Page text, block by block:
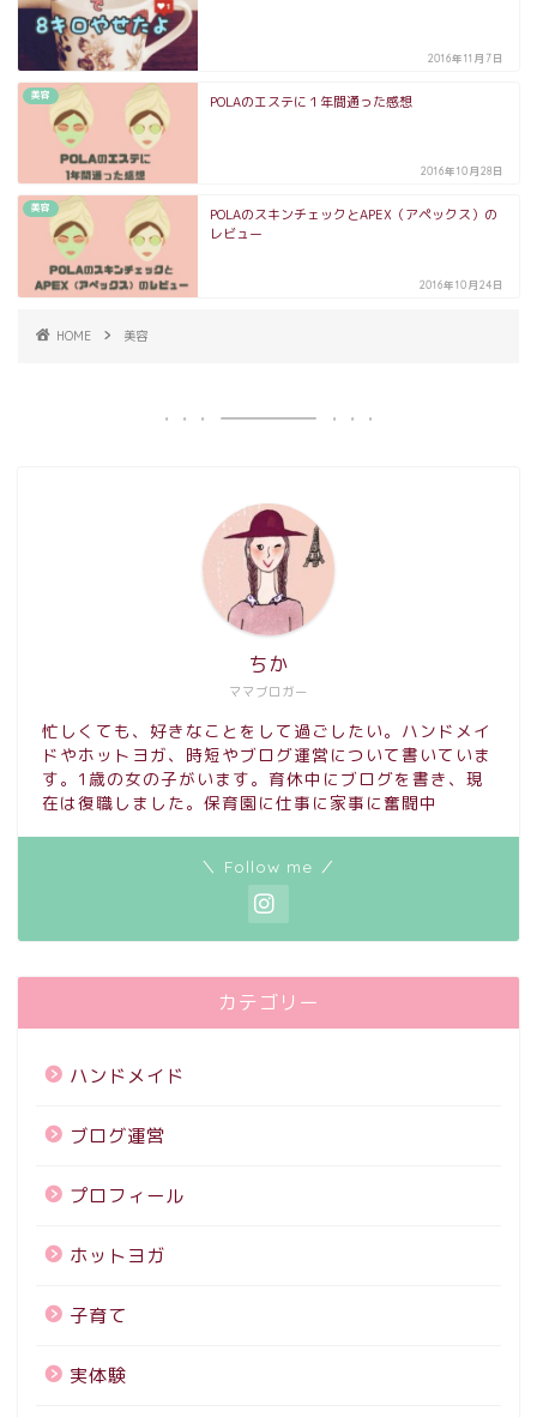
2016年11月7日
美容 POLAのエステに１年間通った感想
2016年10月28日
美容
POLAのスキンチェックとAPEX（アペックス）の
レビュー
2016年10月24日
HOME 美容
ママブロガー
ちか
忙しくても、好きなことをして過ごしたい。ハンドメイ
ドやホットヨガ、時短やブログ運営について書いていま
す。1歳の女の子がいます。育休中にブログを書き、現
在は復職しました。保育園に仕事に家事に奮闘中
＼ Follow me ／
カテゴリー
ハンドメイド
ブログ運営
プロフィール
ホットヨガ
子育て
実体験